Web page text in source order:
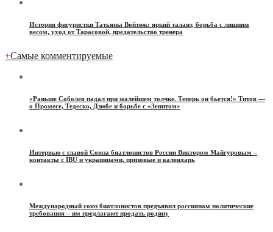
История фигуристки Татьяны Войтюк: яркий талант, борьба с лишним
весом, уход от Тарасовой, предательство тренера
+Самые комментируемые
«Раньше Соболев падал при малейшем толчке. Теперь он бьется!» Титов —
о Промесе, Тедеско, Дзюбе и борьбе с «Зенитом»
Интервью с главой Союза биатлонистов России Виктором Майгуровым –
контакты с IBU и украинцами, призовые и календарь
Международный союз биатлонистов предъявил россиянам политические
требования – им предлагают продать родину